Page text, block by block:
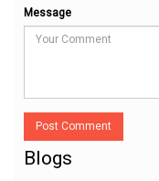
Message
Post Comment
Blogs